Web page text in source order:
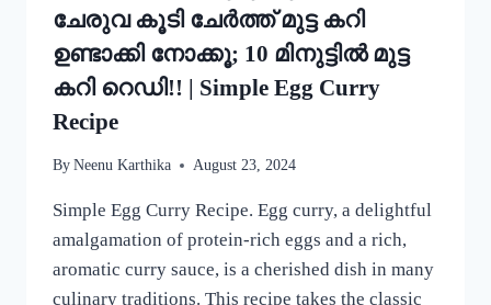
ചേരുവ കൂടി ചേർത്ത് മുട്ട കറി
ഉണ്ടാക്കി നോക്കൂ; 10 മിനുട്ടിൽ മുട്ട
കറി റെഡി!! | Simple Egg Curry
Recipe
By Neenu Karthika August 23, 2024
Simple Egg Curry Recipe. Egg curry, a delightful
amalgamation of protein-rich eggs and a rich,
aromatic curry sauce, is a cherished dish in many
culinary traditions. This recipe takes the classic